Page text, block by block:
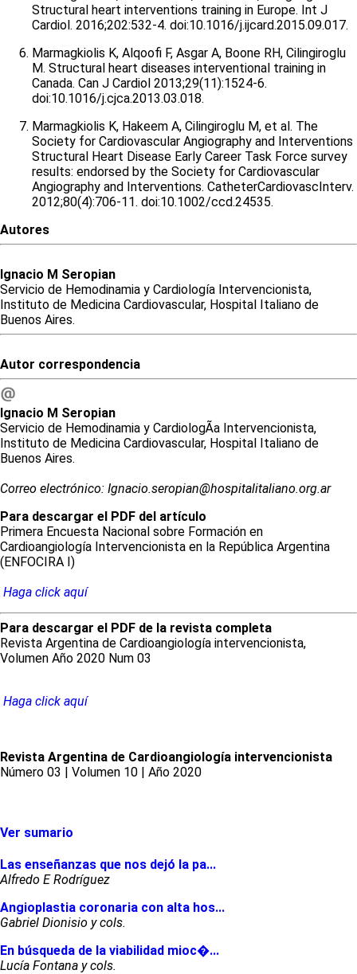
Structural heart interventions training in Europe. Int J
Cardiol. 2016;202:532-4. doi:10.1016/j.ijcard.2015.09.017.
Marmagkiolis K, Alqoofi F, Asgar A, Boone RH, Cilingiroglu
M. Structural heart diseases interventional training in
Canada. Can J Cardiol 2013;29(11):1524-6.
doi:10.1016/j.cjca.2013.03.018.
Marmagkiolis K, Hakeem A, Cilingiroglu M, et al. The
Society for Cardiovascular Angiography and Interventions
Structural Heart Disease Early Career Task Force survey
results: endorsed by the Society for Cardiovascular
Angiography and Interventions. CatheterCardiovascInterv.
2012;80(4):706-11. doi:10.1002/ccd.24535.
Autores
Ignacio M Seropian
Servicio de Hemodinamia y Cardiología Intervencionista,
Instituto de Medicina Cardiovascular, Hospital Italiano de
Buenos Aires.
Autor correspondencia
Ignacio M Seropian
Servicio de Hemodinamia y CardiologÃ­a Intervencionista,
Instituto de Medicina Cardiovascular, Hospital Italiano de
Buenos Aires.
Correo electrónico: Ignacio.seropian@hospitalitaliano.org.ar
Para descargar el PDF del artículo
Primera Encuesta Nacional sobre Formación en
Cardioangiología Intervencionista en la República Argentina
(ENFOCIRA I)
Haga click aquí
Para descargar el PDF de la revista completa
Revista Argentina de Cardioangiología intervencionista,
Volumen Año 2020 Num 03
Haga click aquí
Revista Argentina de Cardioangiología intervencionista
Número 03 | Volumen 10 | Año 2020
Ver sumario
Las enseñanzas que nos dejó la pa...
Alfredo E Rodríguez
Angioplastia coronaria con alta hos...
Gabriel Dionisio y cols.
En búsqueda de la viabilidad mioc�...
Lucía Fontana y cols.